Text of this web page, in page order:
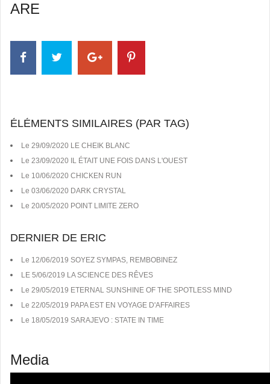
ARE
ÉLÉMENTS SIMILAIRES (PAR TAG)
Le 29/09/2020 LE CHEIK BLANC
Le 23/09/2020 IL ÉTAIT UNE FOIS DANS L'OUEST
Le 10/06/2020 CHICKEN RUN
Le 03/06/2020 DARK CRYSTAL
Le 20/05/2020 POINT LIMITE ZERO
DERNIER DE ERIC
Le 12/06/2019 SOYEZ SYMPAS, REMBOBINEZ
LE 5/06/2019 LA SCIENCE DES RÊVES
Le 29/05/2019 ETERNAL SUNSHINE OF THE SPOTLESS MIND
Le 22/05/2019 PAPA EST EN VOYAGE D'AFFAIRES
Le 18/05/2019 SARAJEVO : STATE IN TIME
Media